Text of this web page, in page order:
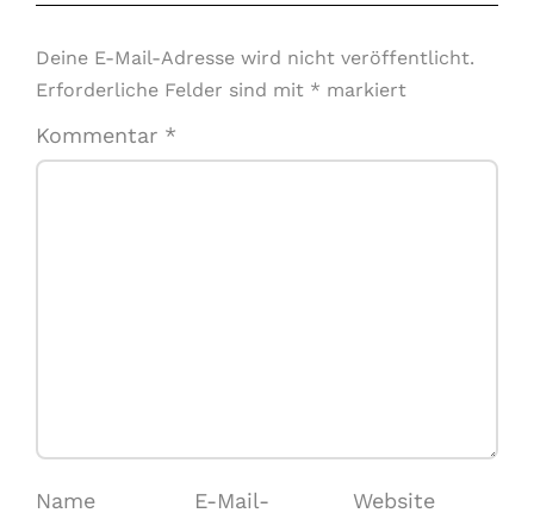
Deine E-Mail-Adresse wird nicht veröffentlicht.
Erforderliche Felder sind mit * markiert
Kommentar *
Name
E-Mail-
Website